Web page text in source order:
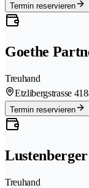
Termin reservieren
Goethe
Treuhand
Etzlibergstrasse 41
Termin reservieren
Treuhand